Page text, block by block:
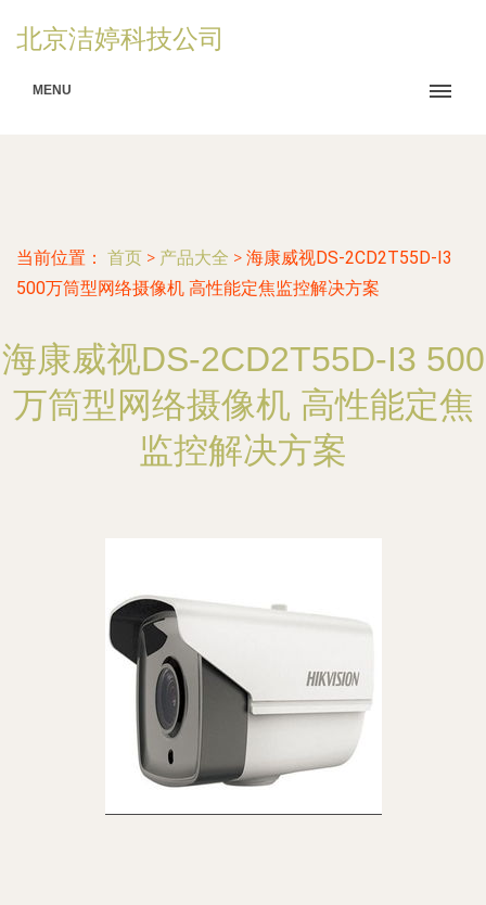
北京洁婷科技公司
MENU
当前位置： 首页 > 产品大全 > 海康威视DS-2CD2T55D-I3
500万筒型网络摄像机 高性能定焦监控解决方案
海康威视DS-2CD2T55D-I3 500
万筒型网络摄像机 高性能定焦
监控解决方案